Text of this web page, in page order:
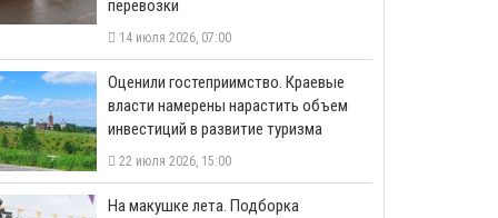
перевозки
14 июля 2026, 07:00
Оценили гостеприимство. Краевые
власти намерены нарастить объем
инвестиций в развитие туризма
22 июля 2026, 15:00
На макушке лета. Подборка